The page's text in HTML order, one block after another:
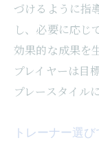
づけるように指
し、必要に応じ
効果的な成果を
プレイヤーは目
プレースタイル
トレーナー選